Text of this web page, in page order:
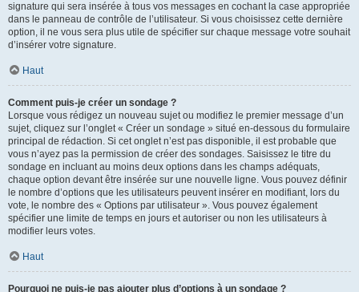
signature qui sera insérée à tous vos messages en cochant la case appropriée
dans le panneau de contrôle de l’utilisateur. Si vous choisissez cette dernière
option, il ne vous sera plus utile de spécifier sur chaque message votre souhait
d’insérer votre signature.
Haut
Comment puis-je créer un sondage ?
Lorsque vous rédigez un nouveau sujet ou modifiez le premier message d’un
sujet, cliquez sur l’onglet « Créer un sondage » situé en-dessous du formulaire
principal de rédaction. Si cet onglet n’est pas disponible, il est probable que
vous n’ayez pas la permission de créer des sondages. Saisissez le titre du
sondage en incluant au moins deux options dans les champs adéquats,
chaque option devant être insérée sur une nouvelle ligne. Vous pouvez définir
le nombre d’options que les utilisateurs peuvent insérer en modifiant, lors du
vote, le nombre des « Options par utilisateur ». Vous pouvez également
spécifier une limite de temps en jours et autoriser ou non les utilisateurs à
modifier leurs votes.
Haut
Pourquoi ne puis-je pas ajouter plus d’options à un sondage ?